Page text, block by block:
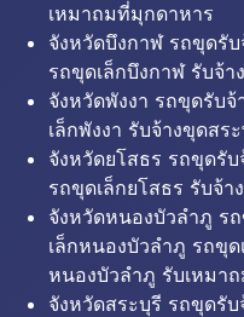
เหมาถมที่มุกดาหาร
จังหวัดบึงกาฬ รถขุดรั
รถขุดเล็กบึงกาฬ รับจ้
จังหวัดพังงา รถขุดรับ
เล็กพังงา รับจ้างขุดสร
จังหวัดยโสธร รถขุดรั
รถขุดเล็กยโสธร รับจ้
จังหวัดหนองบัวลำภู ร
เล็กหนองบัวลำภู รถขุ
หนองบัวลำภู รับเหมา
จังหวัดสระบุรี รถขุดรั